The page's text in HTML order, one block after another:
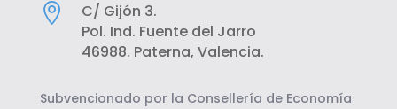

C/ Gijón 3.
Pol. Ind. Fuente del Jarro
46988. Paterna, Valencia.
Subvencionado por la Consellería de Economía